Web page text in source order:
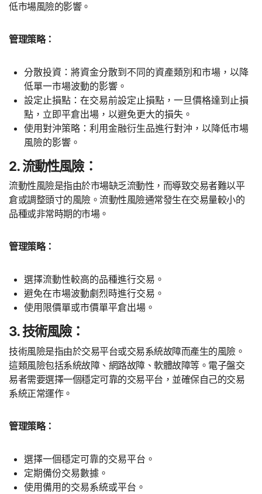
低市場風險的影響。
管理策略：
分散投資：將資金分散到不同的資產類別和市場，以降
低單一市場波動的影響。
設定止損點：在交易前設定止損點，一旦價格達到止損
點，立即平倉出場，以避免更大的損失。
使用對沖策略：利用金融衍生品進行對沖，以降低市場
風險的影響。
2. 流動性風險：
流動性風險是指由於市場缺乏流動性，而導致交易者難以平
倉或調整頭寸的風險。流動性風險通常發生在交易量較小的
品種或非常時期的市場。
管理策略：
選擇流動性較高的品種進行交易。
避免在市場波動劇烈時進行交易。
使用限價單或市價單平倉出場。
3. 技術風險：
技術風險是指由於交易平台或交易系統故障而產生的風險。
這類風險包括系統故障、網路故障、軟體故障等。電子盤交
易者需要選擇一個穩定可靠的交易平台，並確保自己的交易
系統正常運作。
管理策略：
選擇一個穩定可靠的交易平台。
定期備份交易數據。
使用備用的交易系統或平台。